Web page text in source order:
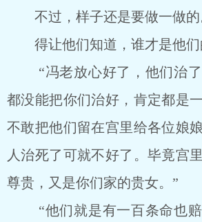
不过，样子还是要做一做的
得让他们知道，谁才是他们
“冯老放心好了，他们治了
都没能把你们治好，肯定都是
不敢把他们留在宫里给各位娘
人治死了可就不好了。毕竟宫
尊贵，又是你们家的贵女。”
“他们就是有一百条命也赔